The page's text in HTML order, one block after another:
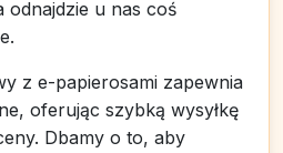
odnajdzie u nas coś
z e-papierosami zapewnia
oferując szybką wysyłkę
Dbamy o to, aby